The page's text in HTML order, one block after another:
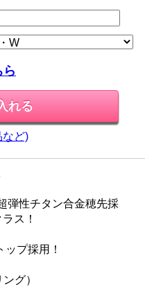
など)
弾性チタン合金穂先採
ス！
プ採用！
グ）